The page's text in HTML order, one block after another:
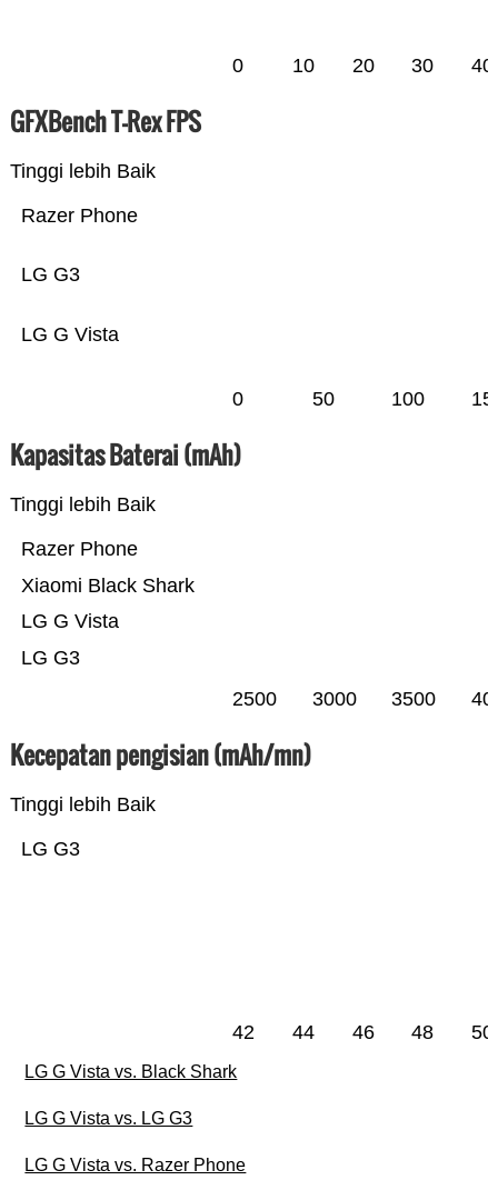
0 10 20 30 40
GFXBench T-Rex FPS
Tinggi lebih Baik
LG G Vista
LG G3
Razer Phone
0 50 100
Kapasitas Baterai (mAh)
Tinggi lebih Baik
LG G3
LG G Vista
Xiaomi Black Shark
Razer Phone
2500 3000 3500
Kecepatan pengisian (mAh/mn)
Tinggi lebih Baik
LG G3
42 44 46 48 50
LG G Vista vs. Black Shark
LG G Vista vs. LG G3
LG G Vista vs. Razer Phone